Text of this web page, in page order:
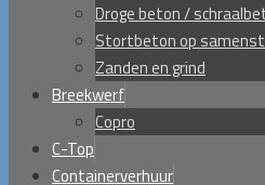
Droge beton /
Stortbeton op
Zanden en grind
Breekwerf
Copro
C-Top
Containerverhuur